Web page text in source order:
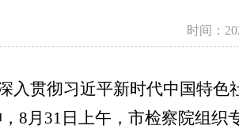
方式
工作报告
公益诉讼
新闻发布会
时间：
入贯彻习近平新时代中国特
8月31日上午，市检察院组织